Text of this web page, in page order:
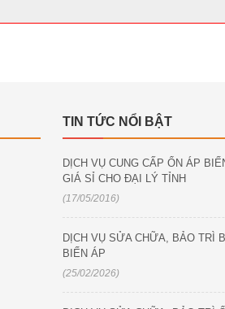
TIN TỨC NỔI BẬT
DỊCH VỤ CUNG CẤP ỔN ÁP
GIÁ SỈ CHO ĐẠI LÝ TỈNH
(17/05/2016)
DỊCH VỤ SỬA CHỮA, BẢO TRÌ
BIẾN ÁP
(25/02/2026)